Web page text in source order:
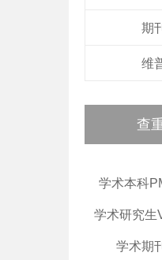
期
维
查
学术本科
学术研究生
学术期